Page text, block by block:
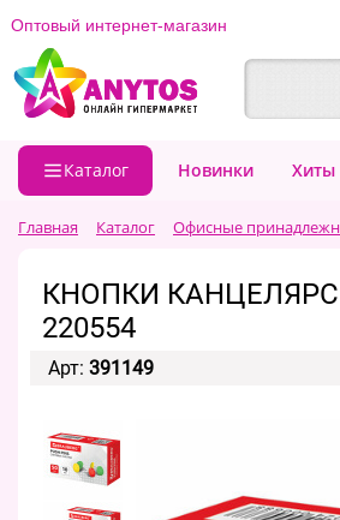
Оптовый интернет-магазин
Каталог Новинки Хиты
Главная Каталог Офисные
КНОПКИ
220554
Арт: 391149